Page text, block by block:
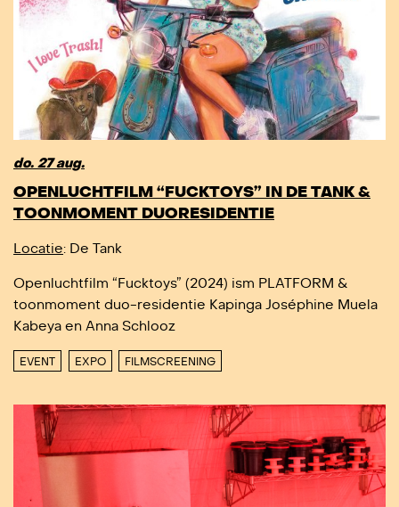
do. 27 aug.
OPENLUCHTFILM “FUCKTOYS” IN DE TANK &
TOONMOMENT DUORESIDENTIE
Locatie: De Tank
Openluchtfilm “Fucktoys” (2024) ism PLATFORM &
toonmoment duo-residentie Kapinga Joséphine Muela
Kabeya en Anna Schlooz
EVENT EXPO FILMSCREENING